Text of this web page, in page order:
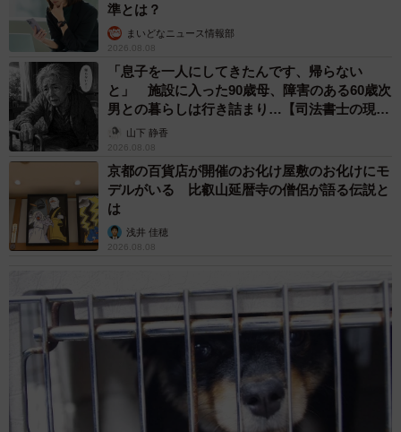
準とは？
まいどなニュース情報部
2026.08.08
「息子を一人にしてきたんです、帰らない
と」 施設に入った90歳母、障害のある60歳次
男との暮らしは行き詰まり…【司法書士の現場
から】山下 静香
2026.08.08
京都の百貨店が開催のお化け屋敷のお化けにモ
デルがいる 比叡山延暦寺の僧侶が語る伝説と
は
浅井 佳穂
2026.08.08